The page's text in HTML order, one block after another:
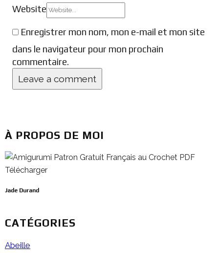
Website
Enregistrer mon nom, mon e-mail et mon site
dans le navigateur pour mon prochain
commentaire.
À PROPOS DE MOI
Jade Durand
CATÉGORIES
Abeille